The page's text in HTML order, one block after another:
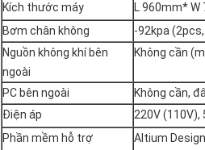
Kích thước máy
L 960mm*
Bơm chân không
-92kpa
Nguồn không khí bên
ngoài
Không cần
PC bên ngoài
Không cần,
Điện áp
220V (110V),
Phần mềm hỗ trợ
Altium